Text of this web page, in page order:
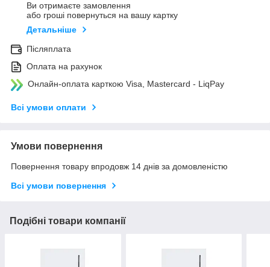
Ви отримаєте замовлення
або гроші повернуться на вашу картку
Детальніше
Післяплата
Оплата на рахунок
Онлайн-оплата карткою Visa, Mastercard - LiqPay
Всі умови оплати
Умови повернення
Повернення товару впродовж 14 днів за домовленістю
Всі умови повернення
Подібні товари компанії